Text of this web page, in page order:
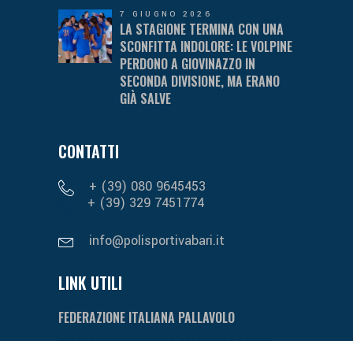
7 GIUGNO 2026
LA STAGIONE TERMINA CON UNA
SCONFITTA INDOLORE: LE VOLPINE
PERDONO A GIOVINAZZO IN
SECONDA DIVISIONE, MA ERANO
GIÀ SALVE
CONTATTI
+ (39) 080 9645453
+ (39) 329 7451774
info@polisportivabari.it
LINK UTILI
FEDERAZIONE ITALIANA PALLAVOLO